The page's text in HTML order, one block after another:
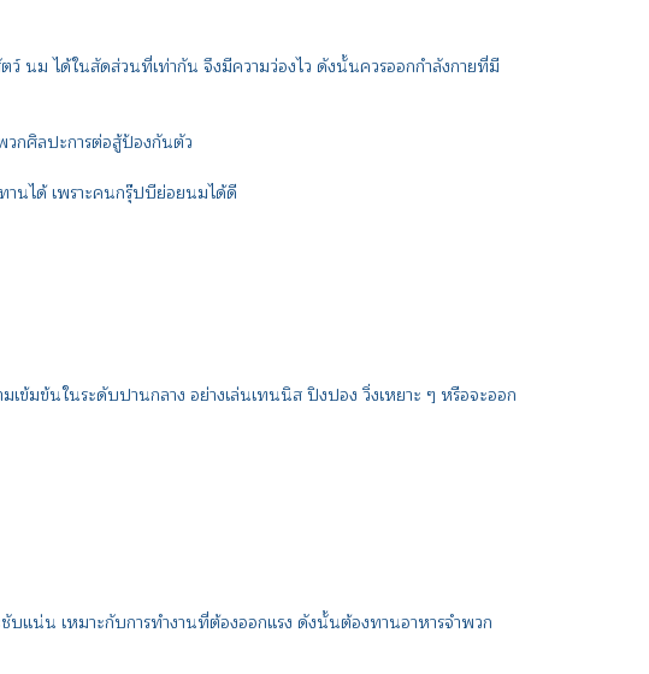
นม ได้ในสัดส่วนที่เท่ากัน จึงมีความว่องไว ดังนั้นควรออกกำลังกายที่มี
กศิลปะการต่อสู้ป้องกันตัว
ได้ เพราะคนกรุ๊ปบีย่อยนมได้ดี
ข้นในระดับปานกลาง อย่างเล่นเทนนิส ปิงปอง วิ่งเหยาะ ๆ หรือจะออก
บแน่น เหมาะกับการทำงานที่ต้องออกแรง ดังนั้นต้องทานอาหารจำพวก